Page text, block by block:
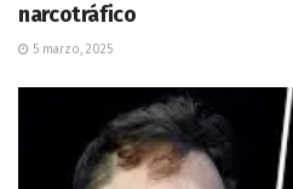
narcotráfico
5 marzo, 2025